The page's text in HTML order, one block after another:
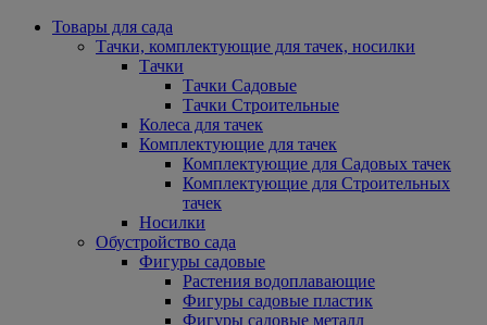
Товары для сада
Тачки, комплектующие для тачек, носилки
Тачки
Тачки Садовые
Тачки Строительные
Колеса для тачек
Комплектующие для тачек
Комплектующие для Садовых тачек
Комплектующие для Строительных
тачек
Носилки
Обустройство сада
Фигуры садовые
Растения водоплавающие
Фигуры садовые пластик
Фигуры садовые металл